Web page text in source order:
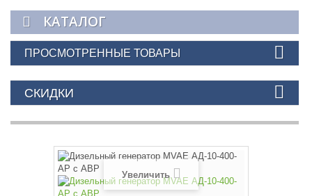
КАТАЛОГ
ПРОСМОТРЕННЫЕ ТОВАРЫ
СКИДКИ
Увеличить